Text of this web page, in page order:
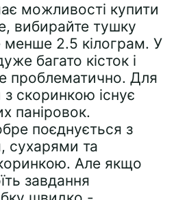
можливості купити
вибирайте тушку
менше 2.5 кілограм. У
багато кісток і
проблематично. Для
скоринкою існує
паніровок.
поєднується з
сухарями та
Але якщо
завдання